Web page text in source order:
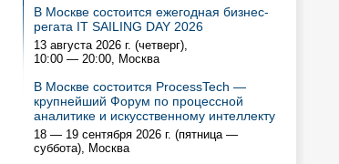
В Москве состоится ежегодная бизнес-
регата IT SAILING DAY 2026
13 августа 2026 г. (четверг),
10:00 — 20:00, Москва
В Москве состоится ProcessTech —
крупнейший Форум по процессной
аналитике и искусственному интеллекту
18 — 19 сентября 2026 г. (пятница —
суббота), Москва